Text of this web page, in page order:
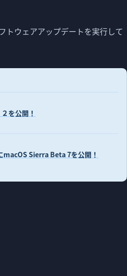
トウェアアップデートを実行して
を公開！
Sierra Beta 7を公開！